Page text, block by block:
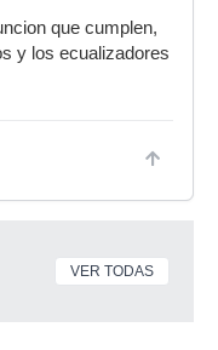
que cumplen,
y los ecualizadores
VER TODAS